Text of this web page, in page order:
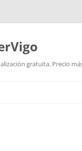
gratuita. Precio